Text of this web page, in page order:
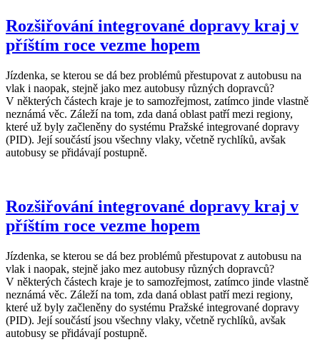
Rozšiřování integrované dopravy kraj v
příštím roce vezme hopem
Jízdenka, se kterou se dá bez problémů přestupovat z autobusu na
vlak i naopak, stejně jako mez autobusy různých dopravců?
V některých částech kraje je to samozřejmost, zatímco jinde vlastně
neznámá věc. Záleží na tom, zda daná oblast patří mezi regiony,
které už byly začleněny do systému Pražské integrované dopravy
(PID). Její součástí jsou všechny vlaky, včetně rychlíků, avšak
autobusy se přidávají postupně.
Rozšiřování integrované dopravy kraj v
příštím roce vezme hopem
Jízdenka, se kterou se dá bez problémů přestupovat z autobusu na
vlak i naopak, stejně jako mez autobusy různých dopravců?
V některých částech kraje je to samozřejmost, zatímco jinde vlastně
neznámá věc. Záleží na tom, zda daná oblast patří mezi regiony,
které už byly začleněny do systému Pražské integrované dopravy
(PID). Její součástí jsou všechny vlaky, včetně rychlíků, avšak
autobusy se přidávají postupně.